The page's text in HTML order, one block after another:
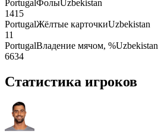
PortugalФолыUzbekistan
1415
PortugalЖёлтые карточкиUzbekistan
11
PortugalВладение мячом, %Uzbekistan
6634
Статистика игроков